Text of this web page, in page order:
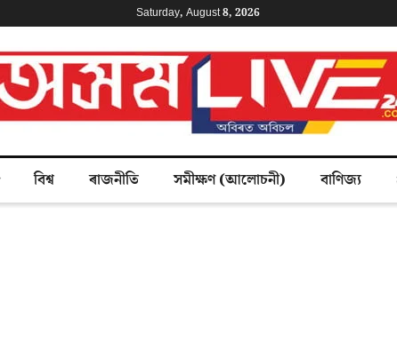
Saturday, August 8, 2026
বিশ্ব ৰাজনীতি সমীক্ষণ (আলোচনী) বাণিজ্য